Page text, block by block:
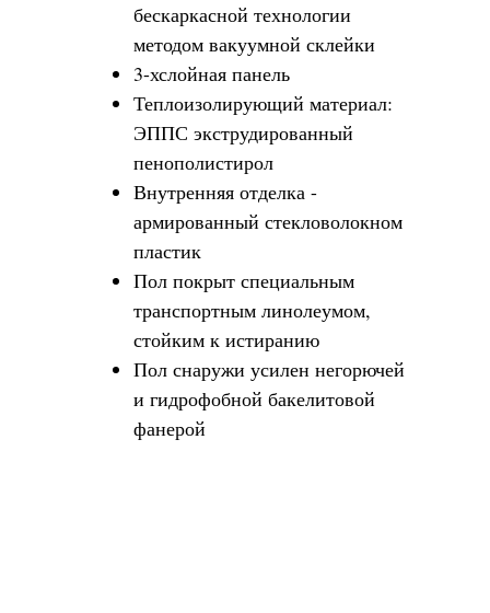
бескаркасной технологии
методом вакуумной склейки
3-хслойная панель
Теплоизолирующий материал:
ЭППС экструдированный
пенополистирол
Внутренняя отделка -
армированный стекловолокном
пластик
Пол покрыт специальным
транспортным линолеумом,
стойким к истиранию
Пол снаружи усилен негорючей
и гидрофобной бакелитовой
фанерой